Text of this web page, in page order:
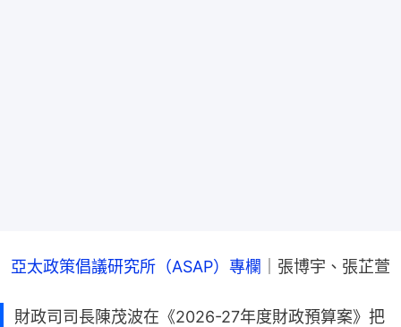
亞太政策倡議研究所（ASAP）專欄 ｜張博宇、張芷萱
財政司司長陳茂波在《2026-27年度財政預算案》把